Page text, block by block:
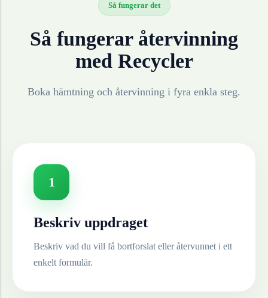
Så fungerar det
Så fungerar återvinning
med Recycler
Boka hämtning och återvinning i fyra enkla steg.
1
Beskriv uppdraget
Beskriv vad du vill få bortforslat eller återvunnet i ett
enkelt formulär.